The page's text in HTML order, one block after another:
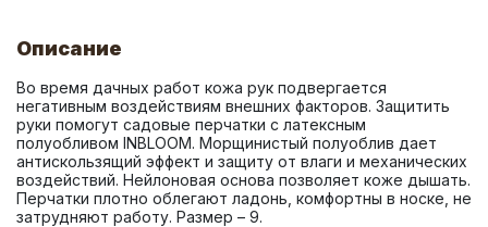
Описание
Во время дачных работ кожа рук подвергается
негативным воздействиям внешних факторов. Защитить
руки помогут садовые перчатки с латексным
полуобливом INBLOOM. Морщинистый полуоблив дает
антискользящий эффект и защиту от влаги и механических
воздействий. Нейлоновая основа позволяет коже дышать.
Перчатки плотно облегают ладонь, комфортны в носке, не
затрудняют работу. Размер – 9.